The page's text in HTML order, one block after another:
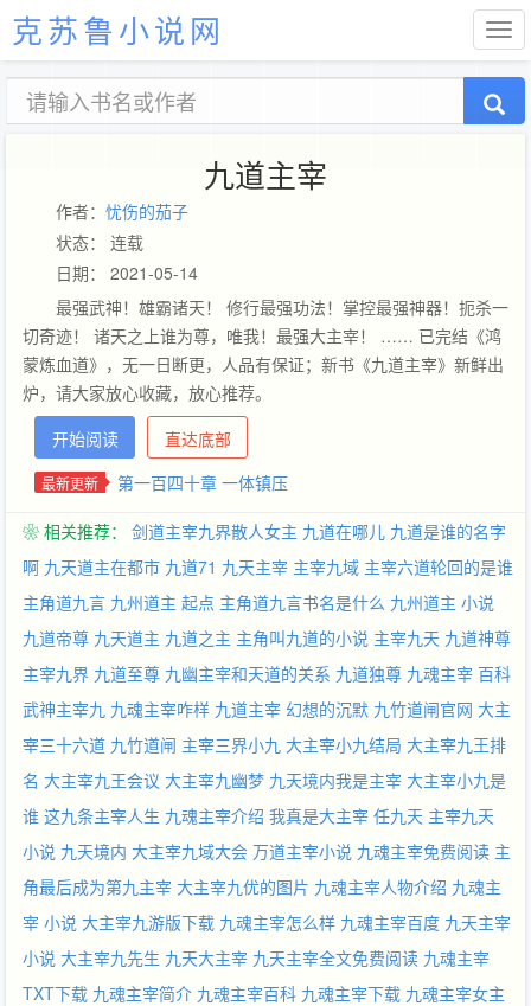
克苏鲁小说网
九道主宰
作者： 忧伤的茄子
状态： 连载
日期： 2021-05-14
最强武神！雄霸诸天！ 修行最强功法！掌控最强神器！扼杀一
切奇迹！ 诸天之上谁为尊，唯我！最强大主宰！ …… 已完结《鸿
蒙炼血道》，无一日断更，人品有保证；新书《九道主宰》新鲜出
炉，请大家放心收藏，放心推荐。
开始阅读
直达底部
最新更新 第一百四十章 一体镇压
❀ 相关推荐： 剑道主宰九界散人女主 九道在哪儿 九道是谁的名字
啊 九天道主在都市 九道71 九天主宰 主宰九域 主宰六道轮回的是谁
主角道九言 九州道主 起点 主角道九言书名是什么 九州道主 小说
九道帝尊 九天道主 九道之主 主角叫九道的小说 主宰九天 九道神尊
主宰九界 九道至尊 九幽主宰和天道的关系 九道独尊 九魂主宰 百科
武神主宰九 九魂主宰咋样 九道主宰 幻想的沉默 九竹道闸官网 大主
宰三十六道 九竹道闸 主宰三界小九 大主宰小九结局 大主宰九王排
名 大主宰九王会议 大主宰九幽梦 九天境内我是主宰 大主宰小九是
谁 这九条主宰人生 九魂主宰介绍 我真是大主宰 任九天 主宰九天
小说 九天境内 大主宰九域大会 万道主宰小说 九魂主宰免费阅读 主
角最后成为第九主宰 大主宰九优的图片 九魂主宰人物介绍 九魂主
宰 小说 大主宰九游版下载 九魂主宰怎么样 九魂主宰百度 九天主宰
小说 大主宰九先生 九天大主宰 九天主宰全文免费阅读 九魂主宰
TXT下载 九魂主宰简介 九魂主宰百科 九魂主宰下载 九魂主宰女主